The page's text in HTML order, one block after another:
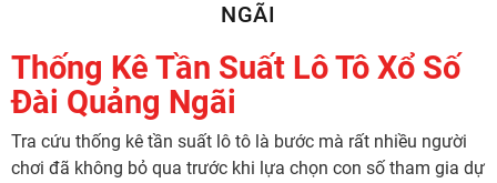
NGÃI
Thống Kê Tần Suất Lô Tô Xổ Số
Đài Quảng Ngãi
Tra cứu thống kê tần suất lô tô là bước mà rất nhiều người
chơi đã không bỏ qua trước khi lựa chọn con số tham gia dự